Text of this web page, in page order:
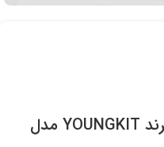
قاب آيفون 16 پرو مکس برند YOUNGKIT مدل